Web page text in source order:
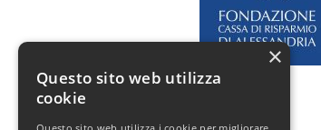
×
Questo sito web utilizza
cookie